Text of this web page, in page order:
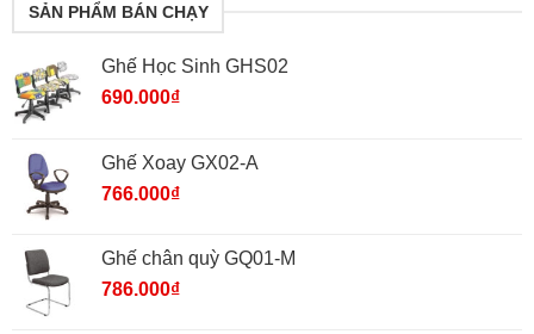
SẢN PHẨM BÁN CHẠY
Ghế Học Sinh GHS02
690.000₫
Ghế Xoay GX02-A
766.000₫
Ghế chân quỳ GQ01-M
786.000₫